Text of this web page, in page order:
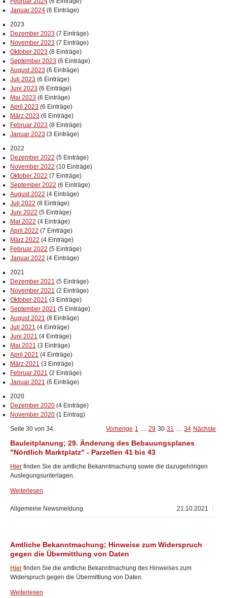
Januar 2024 (6 Einträge)
2023
Dezember 2023 (7 Einträge)
November 2023 (7 Einträge)
Oktober 2023 (8 Einträge)
September 2023 (6 Einträge)
August 2023 (6 Einträge)
Juli 2023 (6 Einträge)
Juni 2023 (6 Einträge)
Mai 2023 (6 Einträge)
April 2023 (6 Einträge)
März 2023 (6 Einträge)
Februar 2023 (8 Einträge)
Januar 2023 (3 Einträge)
2022
Dezember 2022 (5 Einträge)
November 2022 (10 Einträge)
Oktober 2022 (7 Einträge)
September 2022 (6 Einträge)
August 2022 (4 Einträge)
Juli 2022 (8 Einträge)
Juni 2022 (5 Einträge)
Mai 2022 (4 Einträge)
April 2022 (7 Einträge)
März 2022 (4 Einträge)
Februar 2022 (5 Einträge)
Januar 2022 (4 Einträge)
2021
Dezember 2021 (5 Einträge)
November 2021 (2 Einträge)
Oktober 2021 (3 Einträge)
September 2021 (5 Einträge)
August 2021 (8 Einträge)
Juli 2021 (4 Einträge)
Juni 2021 (4 Einträge)
Mai 2021 (3 Einträge)
April 2021 (4 Einträge)
März 2021 (3 Einträge)
Februar 2021 (2 Einträge)
Januar 2021 (6 Einträge)
2020
Dezember 2020 (4 Einträge)
November 2020 (1 Eintrag)
Seite 30 von 34.
Vorherige 1 .... 29 30 31 .... 34 Nächste
Bauleitplanung; 29. Änderung des Bebauungsplanes
"Nördlich Marktplatz" - Parzellen 41 bis 43
Hier finden Sie die amtliche Bekanntmachung sowie die dazugehörigen
Auslegungsunterlagen.
Weiterlesen
21.10.2021
Allgemeine Newsmeldung
Amtliche Bekanntmachung; Hinweise zum Widerspruch
gegen die Übermittlung von Daten
Hier finden Sie die amtliche Bekanntmachung des Hinweises zum
Widerspruch gegen die Übermittlung von Daten.
Weiterlesen